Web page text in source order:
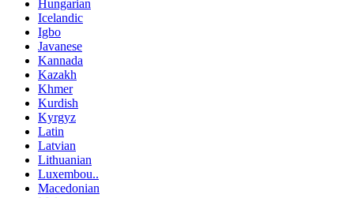
Hungarian
Icelandic
Igbo
Javanese
Kannada
Kazakh
Khmer
Kurdish
Kyrgyz
Latin
Latvian
Lithuanian
Luxembou..
Macedonian